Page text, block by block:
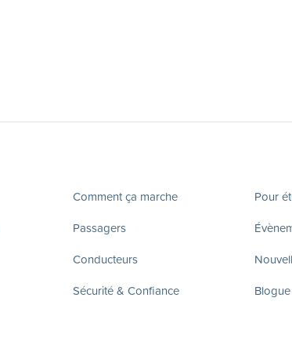
Comment ça marche
Passagers
Conducteurs
Sécurité & Confiance
Pour
Blogue